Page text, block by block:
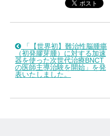
「【世界初】難治性脳腫瘍
（初発膠芽腫）に対する加速
器を使った次世代治療BNCT
の医師主導治験を開始」を発
表いたしました。